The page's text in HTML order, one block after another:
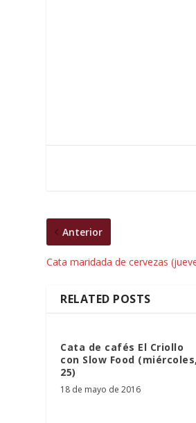
Anterior
Cata maridada de cervezas
RELATED POSTS
Cata de cafés El Criollo
con Slow Food (miércoles,
25)
18 de mayo de 2016